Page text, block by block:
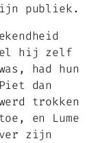
publiek.
hij zelf
had hun
dan
trokken
en Lume
zijn